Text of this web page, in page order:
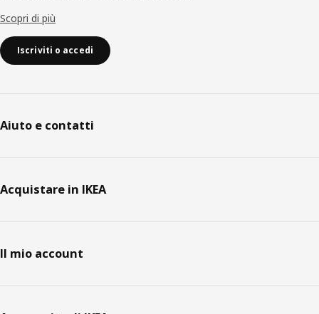
Scopri di più
Iscriviti o accedi
Aiuto e contatti
Acquistare in IKEA
Il mio account